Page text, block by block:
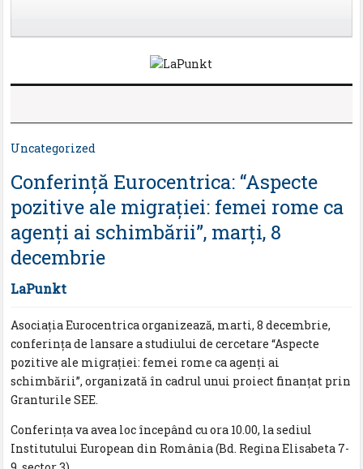
Uncategorized
Conferinţă Eurocentrica: “Aspecte
pozitive ale migrației: femei rome ca
agenți ai schimbării”, marţi, 8
decembrie
LaPunkt
Asociația Eurocentrica organizează, marti, 8 decembrie,
conferinţa de lansare a studiului de cercetare “Aspecte
pozitive ale migrației: femei rome ca agenți ai
schimbării”, organizată în cadrul unui proiect finanțat prin
Granturile SEE.
Conferinţa va avea loc începând cu ora 10.00, la sediul
Institutului European din România (Bd. Regina Elisabeta 7-